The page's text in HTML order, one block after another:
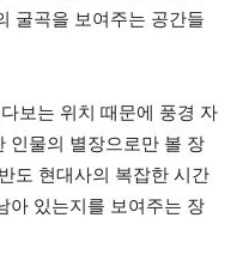
굴곡을 보여주는 공간들
보는 위치 때문에 풍경 자
인물의 별장으로만 볼 장
도 현대사의 복잡한 시간
아 있는지를 보여주는 장